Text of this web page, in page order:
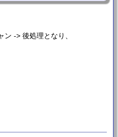
-> 後処理となり、